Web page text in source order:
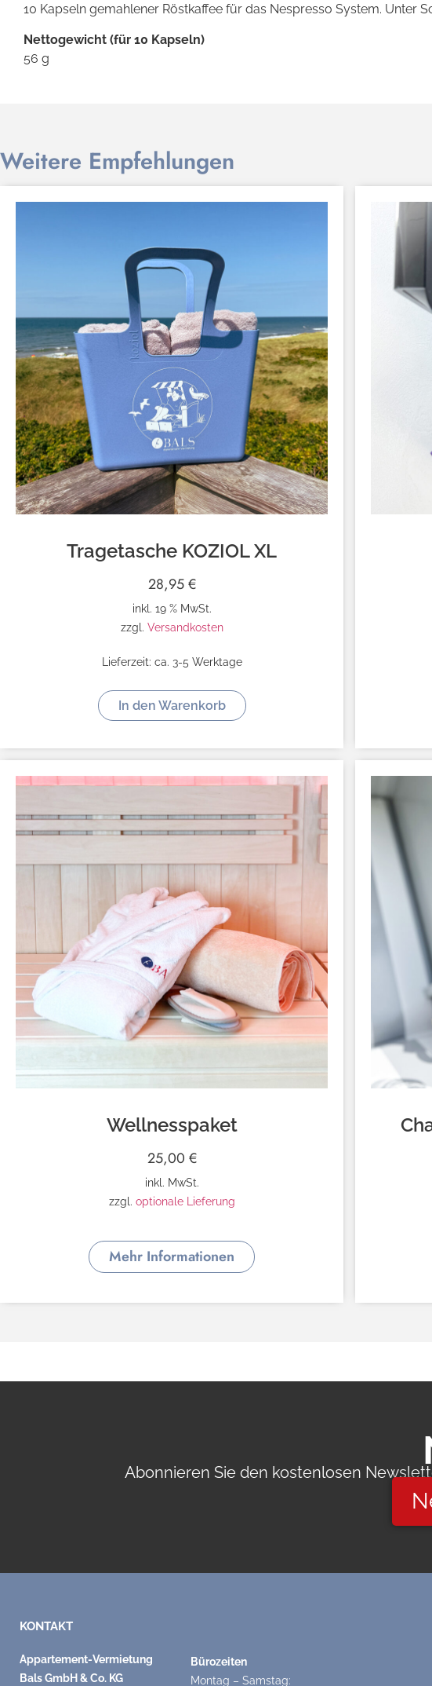
10 Kapseln gemahlener Röstkaffee für das Nespresso System. Unter
Nettogewicht (für 10 Kapseln)
56 g
Weitere Empfehlungen
Tragetasche KOZIOL XL
28,95€
inkl. 19 % MwSt.
zzgl. Versandkosten
Lieferzeit: ca. 3-5 Werktage
In den Warenkorb
Wellnesspaket
25,00 €
inkl. MwSt.
zzgl. optionale Lieferung
Mehr Informationen
Abonnieren Sie den kostenlosen
KONTAKT
Appartement-Vermietung
Bals GmbH & Co. KG
Bürozeiten
Montag – Samstag: